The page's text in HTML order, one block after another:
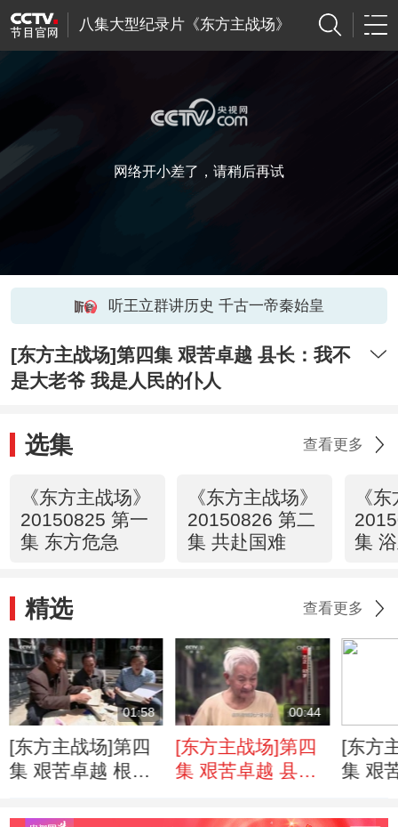
八集大型纪录片《东方主战场》
网络开小差了，请稍后再试
听王立群讲历史 千古一帝秦始皇
[东方主战场]第四集 艰苦卓越 县长：我不
是大老爷 我是人民的仆人
选集 查看更多
《东方主战场》
20150825 第一
集 东方危急
《东方主战场》
20150826 第二
集 共赴国难
《
集
精选 查看更多
01:58
[东方主战场]第四
集 艰苦卓越 根据
日的苦难与辉煌
00:44
[东方主战场]第四
集 艰苦卓越 县
我是人民的仆人
[东方
集 艰
酷“扫